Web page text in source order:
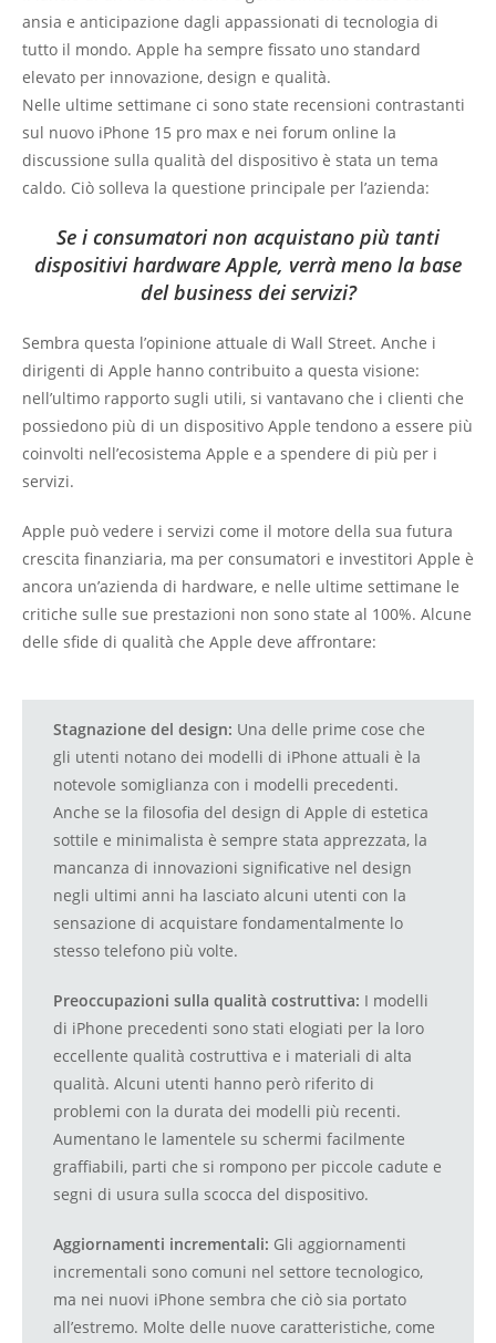
ansia e anticipazione dagli appassionati di tecnologia di
tutto il mondo. Apple ha sempre fissato uno standard
elevato per innovazione, design e qualità.
Nelle ultime settimane ci sono state recensioni contrastanti
sul nuovo iPhone 15 pro max e nei forum online la
discussione sulla qualità del dispositivo è stata un tema
caldo. Ciò solleva la questione principale per l’azienda:
Se i consumatori non acquistano più tanti
dispositivi hardware Apple, verrà meno la base
del business dei servizi?
Sembra questa l’opinione attuale di Wall Street. Anche i
dirigenti di Apple hanno contribuito a questa visione:
nell’ultimo rapporto sugli utili, si vantavano che i clienti che
possiedono più di un dispositivo Apple tendono a essere più
coinvolti nell’ecosistema Apple e a spendere di più per i
servizi.
Apple può vedere i servizi come il motore della sua futura
crescita finanziaria, ma per consumatori e investitori Apple è
ancora un’azienda di hardware, e nelle ultime settimane le
critiche sulle sue prestazioni non sono state al 100%. Alcune
delle sfide di qualità che Apple deve affrontare:
Stagnazione del design: Una delle prime cose che
gli utenti notano dei modelli di iPhone attuali è la
notevole somiglianza con i modelli precedenti.
Anche se la filosofia del design di Apple di estetica
sottile e minimalista è sempre stata apprezzata, la
mancanza di innovazioni significative nel design
negli ultimi anni ha lasciato alcuni utenti con la
sensazione di acquistare fondamentalmente lo
stesso telefono più volte.
Preoccupazioni sulla qualità costruttiva: I modelli
di iPhone precedenti sono stati elogiati per la loro
eccellente qualità costruttiva e i materiali di alta
qualità. Alcuni utenti hanno però riferito di
problemi con la durata dei modelli più recenti.
Aumentano le lamentele su schermi facilmente
graffiabili, parti che si rompono per piccole cadute e
segni di usura sulla scocca del dispositivo.
Aggiornamenti incrementali: Gli aggiornamenti
incrementali sono comuni nel settore tecnologico,
ma nei nuovi iPhone sembra che ciò sia portato
all’estremo. Molte delle nuove caratteristiche, come